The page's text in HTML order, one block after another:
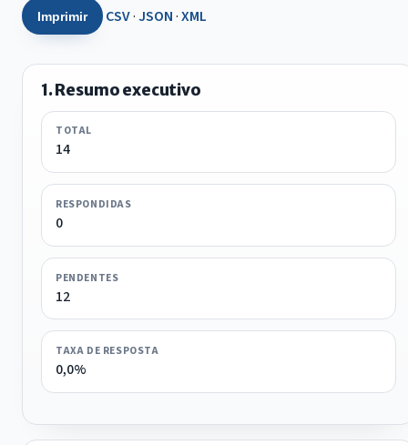
Imprimir CSV·JSON·XML
1. Resumo executivo
TOTAL
14
RESPONDIDAS
0
PENDENTES
12
TAXA DE RESPOSTA
0,0%